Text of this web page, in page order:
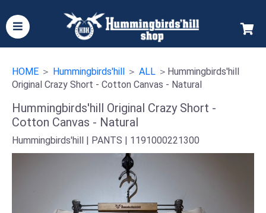
HOME ＞ Hummingbirds'hill ＞ ALL ＞Hummingbirds'hill
Original Crazy Short - Cotton Canvas - Natural
Hummingbirds'hill Original Crazy Short -
Cotton Canvas - Natural
Hummingbirds'hill | PANTS | 1191000221300